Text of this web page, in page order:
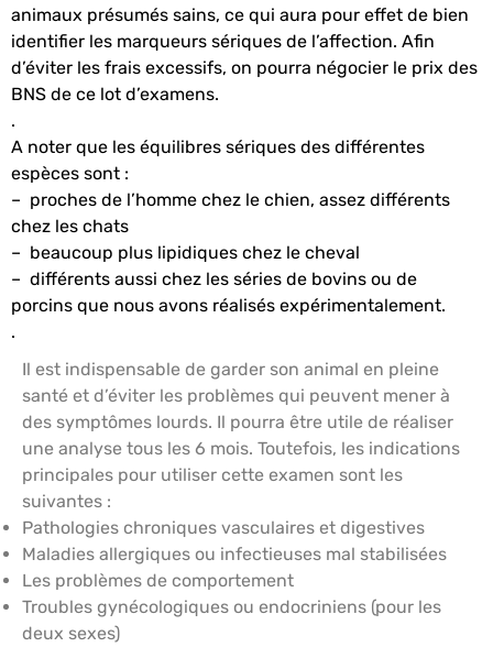
animaux présumés sains, ce qui aura pour effet de bien
identifier les marqueurs sériques de l’affection. Afin
d’éviter les frais excessifs, on pourra négocier le prix des
BNS de ce lot d’examens.
.
A noter que les équilibres sériques des différentes
espèces sont :
– proches de l’homme chez le chien, assez différents
chez les chats
– beaucoup plus lipidiques chez le cheval
– différents aussi chez les séries de bovins ou de
porcins que nous avons réalisés expérimentalement.
.
Il est indispensable de garder son animal en pleine
santé et d’éviter les problèmes qui peuvent mener à
des symptômes lourds. Il pourra être utile de réaliser
une analyse tous les 6 mois. Toutefois, les indications
principales pour utiliser cette examen sont les
suivantes :
Pathologies chroniques vasculaires et digestives
Maladies allergiques ou infectieuses mal stabilisées
Les problèmes de comportement
Troubles gynécologiques ou endocriniens (pour les
deux sexes)